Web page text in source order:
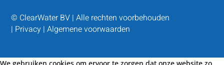
© ClearWater BV | Alle rechten voorbehouden
| Privacy |Algemene voorwaarden